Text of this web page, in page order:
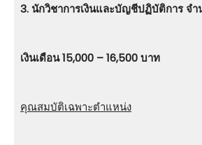
3. นักวิชาการเงินและบัญชีปฏิบัติการ จำ
เงินเดือน 15,000 – 16,500 บาท
คุณสมบัติเฉพาะตำแหน่ง